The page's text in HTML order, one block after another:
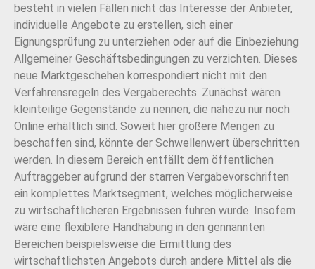
besteht in vielen Fällen nicht das Interesse der Anbieter,
individuelle Angebote zu erstellen, sich einer
Eignungsprüfung zu unterziehen oder auf die Einbeziehung
Allgemeiner Geschäftsbedingungen zu verzichten. Dieses
neue Marktgeschehen korrespondiert nicht mit den
Verfahrensregeln des Vergaberechts. Zunächst wären
kleinteilige Gegenstände zu nennen, die nahezu nur noch
Online erhältlich sind. Soweit hier größere Mengen zu
beschaffen sind, könnte der Schwellenwert überschritten
werden. In diesem Bereich entfällt dem öffentlichen
Auftraggeber aufgrund der starren Vergabevorschriften
ein komplettes Marktsegment, welches möglicherweise
zu wirtschaftlicheren Ergebnissen führen würde. Insofern
wäre eine flexiblere Handhabung in den gennannten
Bereichen beispielsweise die Ermittlung des
wirtschaftlichsten Angebots durch andere Mittel als die